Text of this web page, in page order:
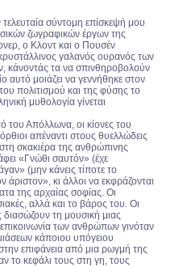
σύντομη επίσκεψή μου
ζωγραφικών έργων της
ο Κλοντ και ο Πουσέν
γαλανός ουρανός των
κάνοντάς τα να σπινθηροβολούν
αυτό μοιάζει να γεννήθηκε στον
πολιτισμού και της φύσης το
μυθολογία γίνεται
του Απόλλωνα, οι κίονες του
απέναντι στους θυελλώδεις
σκακιέρα της ανθρώπινης
«Γνώθι σαυτόν» (έχε
(μην κάνεις τίποτε το
άριστον», κι άλλοι να εκφράζονται
της αρχαίας σοφίας. Οι
αλλά και το βάρος του. Οι
τη μουσική μιας
των ανθρώπων γινόταν
κάποιου υπόγειου
επιφάνεια από μια ρωγμή της
το κεφάλι τους στη γη, τους